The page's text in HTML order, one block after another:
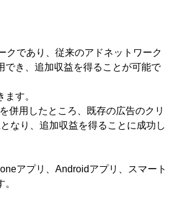
クであり、従来のアドネットワーク
でき、追加収益を得ることが可能で
す。
併用したところ、既存の広告のクリ
なり、追加収益を得ることに成功し
アプリ、Androidアプリ、スマート